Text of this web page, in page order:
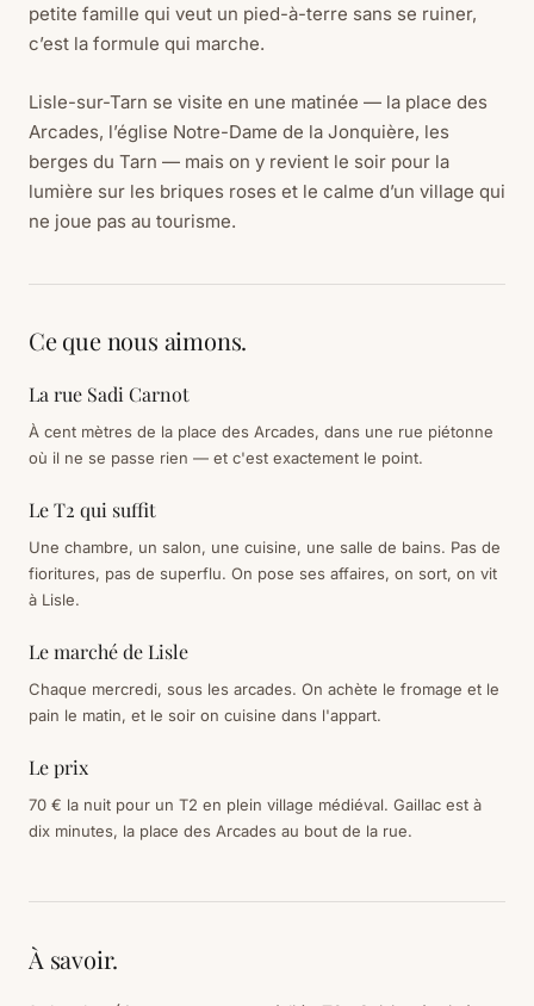
petite famille qui veut un pied-à-terre sans se ruiner,
c’est la formule qui marche.
Lisle-sur-Tarn se visite en une matinée — la place des
Arcades, l’église Notre-Dame de la Jonquière, les
berges du Tarn — mais on y revient le soir pour la
lumière sur les briques roses et le calme d’un village qui
ne joue pas au tourisme.
Ce que nous aimons.
La rue Sadi Carnot
À cent mètres de la place des Arcades, dans une rue piétonne
où il ne se passe rien — et c'est exactement le point.
Le T2 qui suffit
Une chambre, un salon, une cuisine, une salle de bains. Pas de
fioritures, pas de superflu. On pose ses affaires, on sort, on vit
à Lisle.
Le marché de Lisle
Chaque mercredi, sous les arcades. On achète le fromage et le
pain le matin, et le soir on cuisine dans l'appart.
Le prix
70 € la nuit pour un T2 en plein village médiéval. Gaillac est à
dix minutes, la place des Arcades au bout de la rue.
À savoir.